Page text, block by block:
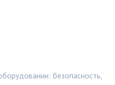
безопасность,